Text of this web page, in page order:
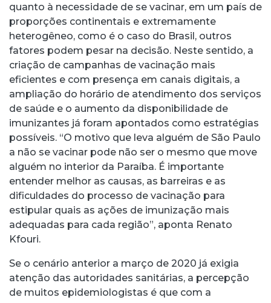
quanto à necessidade de se vacinar, em um país de
proporções continentais e extremamente
heterogêneo, como é o caso do Brasil, outros
fatores podem pesar na decisão. Neste sentido, a
criação de campanhas de vacinação mais
eficientes e com presença em canais digitais, a
ampliação do horário de atendimento dos serviços
de saúde e o aumento da disponibilidade de
imunizantes já foram apontados como estratégias
possíveis. “O motivo que leva alguém de São Paulo
a não se vacinar pode não ser o mesmo que move
alguém no interior da Paraíba. É importante
entender melhor as causas, as barreiras e as
dificuldades do processo de vacinação para
estipular quais as ações de imunização mais
adequadas para cada região”, aponta Renato
Kfouri.
Se o cenário anterior a março de 2020 já exigia
atenção das autoridades sanitárias, a percepção
de muitos epidemiologistas é que com a